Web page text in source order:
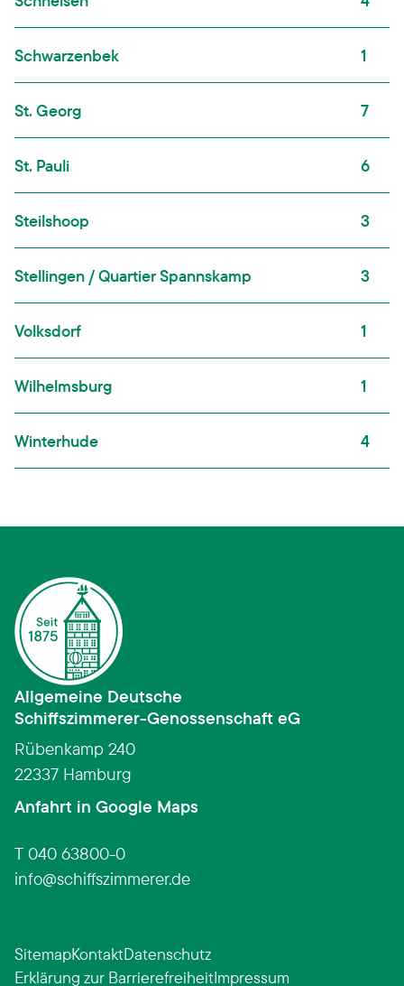
Schwarzenbek 1
St. Georg 7
St. Pauli 6
Steilshoop 3
Stellingen / Quartier Spannskamp 3
Volksdorf 1
Wilhelmsburg 1
Winterhude 4
Allgemeine Deutsche
Schiffszimmerer­-­Genossenschaft eG
Rübenkamp 240
22337 Hamburg
Anfahrt in Google Maps
T 040 63800-0
info
schiffszimmerer.de
SitemapKontaktDatenschutz
Erklärung zur BarrierefreiheitImpressum